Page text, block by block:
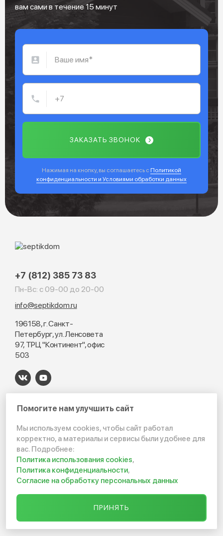
вам сами в течение 15 минут
ЗАКАЗАТЬ ЗВОНОК
Нажимая на кнопку, вы соглашаетесь с Политикой
конфиденциальности и Условиями обработки данных
+7 (812) 385 73 83
Пн-Вс: с 09-00 до 20-00
info@septikdom.ru
196158, г. Санкт-
Петербург, ул. Ленсовета
97, ТРЦ "Континент", офис
503
Каталог
Септики
Погреба
Кессоны
О нас
Услуги
Доставка и оплата
Портфолио
Клиенту
Помогите нам улучшить сайт
Мы используем cookies, чтобы сайт работал
корректно, а материалы и сервисы были удобнее для
вас. Подробнее:
Политика использования cookies,
Политика конфиденциальности,
Согласие на обработку персональных данных
ПРИНЯТЬ